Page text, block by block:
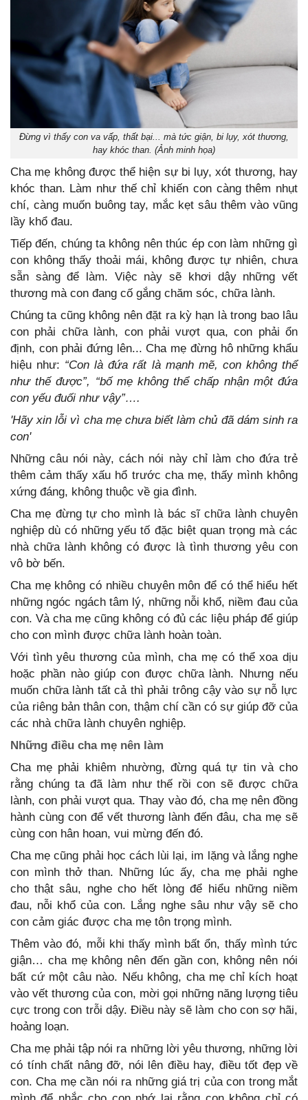
Đừng vì thấy con va vấp, thất bại... mà tức giận, bi lụy, xót thương,
hay khóc than. (Ảnh minh họa)
Cha mẹ không được thể hiện sự bi lụy, xót thương, hay
khóc than. Làm như thế chỉ khiến con càng thêm nhụt
chí, càng muốn buông tay, mắc kẹt sâu thêm vào vũng
lầy khổ đau.
Tiếp đến, chúng ta không nên thúc ép con làm những gì
con không thấy thoải mái, không được tự nhiên, chưa
sẵn sàng để làm. Việc này sẽ khơi dậy những vết
thương mà con đang cố gắng chăm sóc, chữa lành.
Chúng ta cũng không nên đặt ra kỳ hạn là trong bao lâu
con phải chữa lành, con phải vượt qua, con phải ổn
định, con phải đứng lên... Cha mẹ đừng hô những khẩu
hiệu như: “Con là đứa rất là mạnh mẽ, con không thể
như thế được”, “bố mẹ không thể chấp nhận một đứa
con yếu đuối như vậy”….
'Hãy xin lỗi vì cha mẹ chưa biết làm chủ đã dám sinh ra
con'
Những câu nói này, cách nói này chỉ làm cho đứa trẻ
thêm cảm thấy xấu hổ trước cha mẹ, thấy mình không
xứng đáng, không thuộc về gia đình.
Cha mẹ đừng tự cho mình là bác sĩ chữa lành chuyên
nghiệp dù có những yếu tố đặc biệt quan trọng mà các
nhà chữa lành không có được là tình thương yêu con
vô bờ bến.
Cha mẹ không có nhiều chuyên môn để có thể hiểu hết
những ngóc ngách tâm lý, những nỗi khổ, niềm đau của
con. Và cha mẹ cũng không có đủ các liệu pháp để giúp
cho con mình được chữa lành hoàn toàn.
Với tình yêu thương của mình, cha mẹ có thể xoa dịu
hoặc phần nào giúp con được chữa lành. Nhưng nếu
muốn chữa lành tất cả thì phải trông cậy vào sự nỗ lực
của riêng bản thân con, thậm chí cần có sự giúp đỡ của
các nhà chữa lành chuyên nghiệp.
Những điều cha mẹ nên làm
Cha mẹ phải khiêm nhường, đừng quá tự tin và cho
rằng chúng ta đã làm như thế rồi con sẽ được chữa
lành, con phải vượt qua. Thay vào đó, cha mẹ nên đồng
hành cùng con để vết thương lành đến đâu, cha mẹ sẽ
cùng con hân hoan, vui mừng đến đó.
Cha mẹ cũng phải học cách lùi lại, im lặng và lắng nghe
con mình thở than. Những lúc ấy, cha mẹ phải nghe
cho thật sâu, nghe cho hết lòng để hiểu những niềm
đau, nỗi khổ của con. Lắng nghe sâu như vậy sẽ cho
con cảm giác được cha mẹ tôn trọng mình.
Thêm vào đó, mỗi khi thấy mình bất ổn, thấy mình tức
giận… cha mẹ không nên đến gần con, không nên nói
bất cứ một câu nào. Nếu không, cha mẹ chỉ kích hoạt
vào vết thương của con, mời gọi những năng lượng tiêu
cực trong con trỗi dậy. Điều này sẽ làm cho con sợ hãi,
hoảng loạn.
Cha mẹ phải tập nói ra những lời yêu thương, những lời
có tính chất nâng đỡ, nói lên điều hay, điều tốt đẹp về
con. Cha mẹ cần nói ra những giá trị của con trong mắt